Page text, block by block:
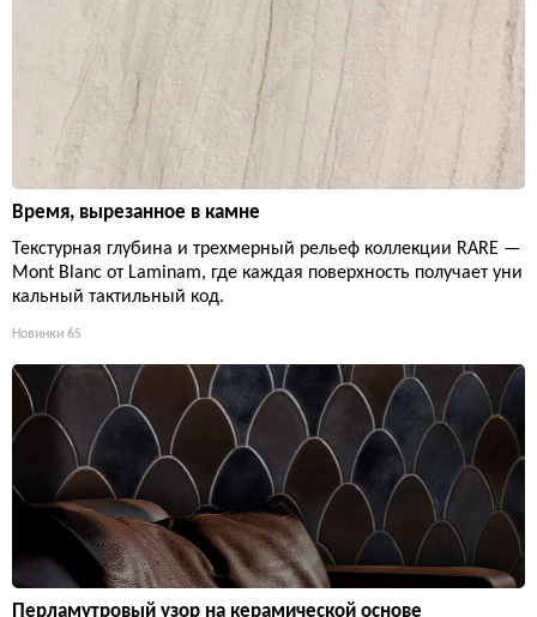
Время, вырезанное в камне
Текстурная глубина и трехмерный рельеф коллекции RARE —
Mont Blanc от Laminam, где каждая поверхность получает уни
кальный тактильный код.
Новинки 65
Перламутровый узор на керамической основе